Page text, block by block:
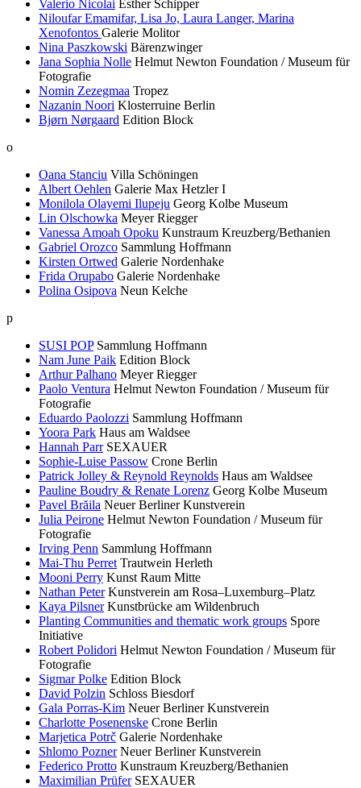
Valerio Nicolai Esther Schipper
Niloufar Emamifar, Lisa Jo, Laura Langer, Marina
Xenofontos Galerie Molitor
Nina Paszkowski Bärenzwinger
Jana Sophia Nolle Helmut Newton Foundation / Museum für
Fotografie
Nomin Zezegmaa Tropez
Nazanin Noori Klosterruine Berlin
Bjørn Nørgaard Edition Block
o
Oana Stanciu Villa Schöningen
Albert Oehlen Galerie Max Hetzler I
Monilola Olayemi Ilupeju Georg Kolbe Museum
Lin Olschowka Meyer Riegger
Vanessa Amoah Opoku Kunstraum Kreuzberg/Bethanien
Gabriel Orozco Sammlung Hoffmann
Kirsten Ortwed Galerie Nordenhake
Frida Orupabo Galerie Nordenhake
Polina Osipova Neun Kelche
p
SUSI POP Sammlung Hoffmann
Nam June Paik Edition Block
Arthur Palhano Meyer Riegger
Paolo Ventura Helmut Newton Foundation / Museum für
Fotografie
Eduardo Paolozzi Sammlung Hoffmann
Yoora Park Haus am Waldsee
Hannah Parr SEXAUER
Sophie-Luise Passow Crone Berlin
Patrick Jolley & Reynold Reynolds Haus am Waldsee
Pauline Boudry & Renate Lorenz Georg Kolbe Museum
Pavel Brăila Neuer Berliner Kunstverein
Julia Peirone Helmut Newton Foundation / Museum für
Fotografie
Irving Penn Sammlung Hoffmann
Mai-Thu Perret Trautwein Herleth
Mooni Perry Kunst Raum Mitte
Nathan Peter Kunstverein am Rosa–Luxemburg–Platz
Kaya Pilsner Kunstbrücke am Wildenbruch
Planting Communities and thematic work groups Spore
Initiative
Robert Polidori Helmut Newton Foundation / Museum für
Fotografie
Sigmar Polke Edition Block
David Polzin Schloss Biesdorf
Gala Porras-Kim Neuer Berliner Kunstverein
Charlotte Posenenske Crone Berlin
Marjetica Potrč Galerie Nordenhake
Shlomo Pozner Neuer Berliner Kunstverein
Federico Protto Kunstraum Kreuzberg/Bethanien
Maximilian Prüfer SEXAUER